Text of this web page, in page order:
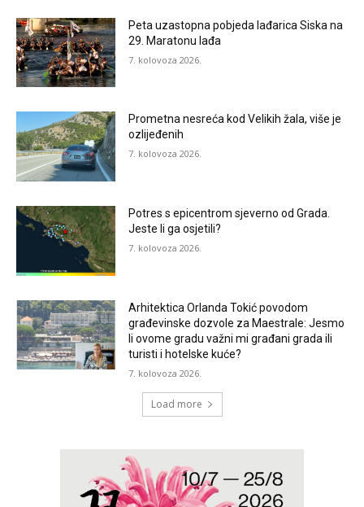
Peta uzastopna pobjeda lađarica Siska na
29. Maratonu lađa
7. kolovoza 2026.
Prometna nesreća kod Velikih žala, više je
ozlijeđenih
7. kolovoza 2026.
Potres s epicentrom sjeverno od Grada.
Jeste li ga osjetili?
7. kolovoza 2026.
Arhitektica Orlanda Tokić povodom
građevinske dozvole za Maestrale: Jesmo
li ovome gradu važni mi građani grada ili
turisti i hotelske kuće?
7. kolovoza 2026.
Load more